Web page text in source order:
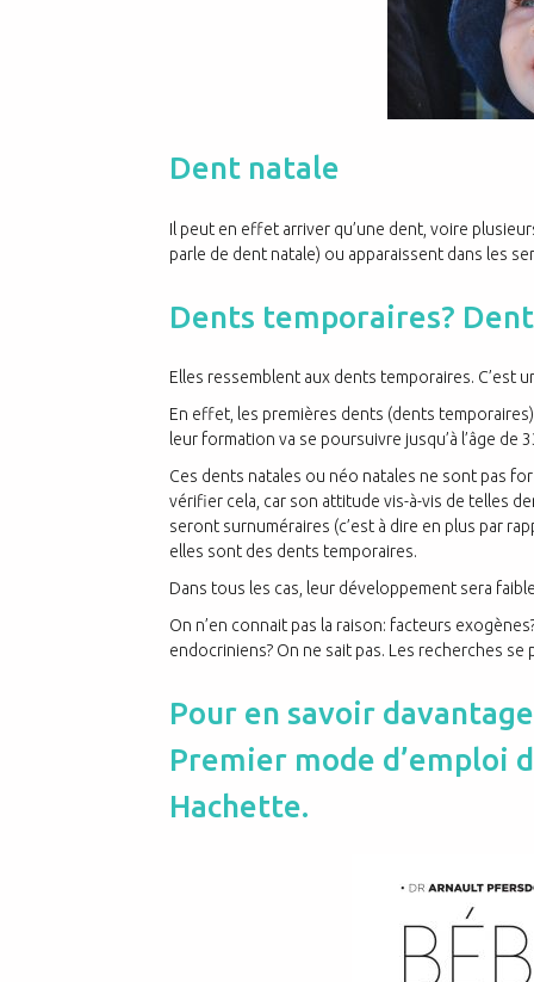
Dent natale
Il peut en effet arriver qu’une dent, voire
parle de dent natale) ou apparaissent dans les
Dents temporaires?
Elles ressemblent aux dents temporaires. C’est
En effet, les premières dents (dents
leur formation va se poursuivre jusqu’à l’âge de
Ces dents natales ou néo natales ne sont pas
vérifier cela, car son attitude vis-à-vis de telles
seront surnuméraires (c’est à dire en plus par
elles sont des dents temporaires.
Dans tous les cas, leur développement sera
On n’en connait pas la raison: facteurs
endocriniens? On ne sait pas. Les recherches se
Pour en savoir
Premier mode d’emploi
Hachette.